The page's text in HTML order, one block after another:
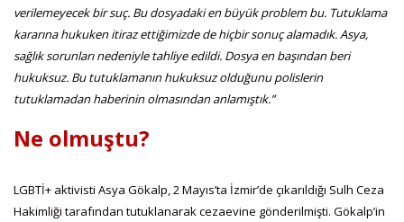
verilemeyecek bir suç. Bu dosyadaki en büyük problem bu. Tutuklama
kararına hukuken itiraz ettiğimizde de hiçbir sonuç alamadık. Asya,
sağlık sorunları nedeniyle tahliye edildi. Dosya en başından beri
hukuksuz. Bu tutuklamanın hukuksuz olduğunu polislerin
tutuklamadan haberinin olmasından anlamıştık.”
Ne olmuştu?
LGBTİ+ aktivisti Asya Gökalp, 2 Mayıs’ta İzmir’de çıkarıldığı Sulh Ceza
Hakimliği tarafından tutuklanarak cezaevine gönderilmişti. Gökalp’in